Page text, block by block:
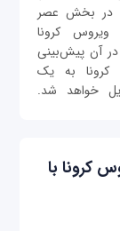
در بخش عصر
ویروس کرونا
آن پیش‌بینی
کرونا به یک
خواهد شد.
کرونا با